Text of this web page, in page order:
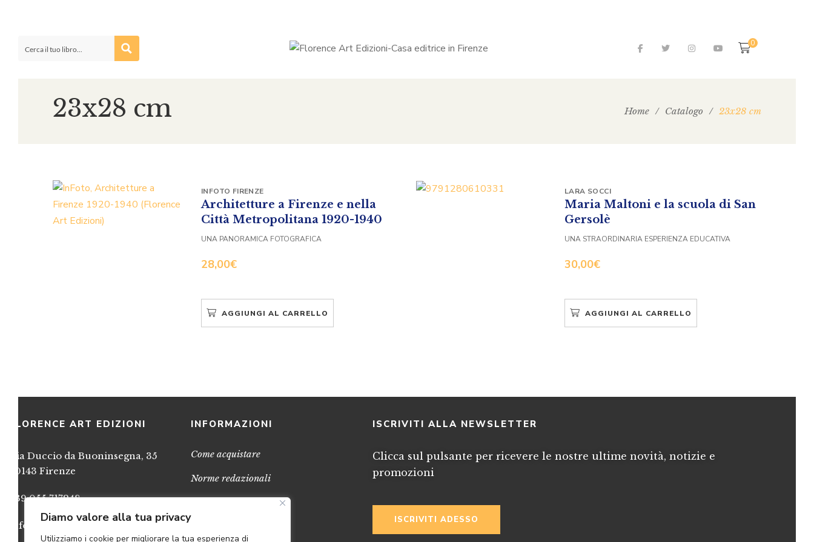
Diamo valore alla tua privacy
Utilizziamo i cookie per migliorare la tua esperienza di
0
23x28 cm Home / Catalogo / 23x28 cm
Architetture a Firenze e nella
Città Metropolitana 1920-1940
28,00€
INFOTO FIRENZE
UNA PANORAMICA FOTOGRAFICA
AGGIUNGI AL CARRELLO
Maria Maltoni e la scuola di San
Gersolè
30,00€
LARA SOCCI
UNA STRAORDINARIA ESPERIENZA EDUCATIVA
AGGIUNGI AL CARRELLO
FLORENCE ART EDIZIONI
Via Duccio da Buoninsegna, 35
50143 Firenze
+39 055 717248
info@FlorenceArtEdizioni.com
INFORMAZIONI
Come acquistare
Norme redazionali
ISCRIVITI ALLA NEWSLETTER
Clicca sul pulsante per ricevere le nostre ultime novità, notizie e
promozioni
ISCRIVITI ADESSO